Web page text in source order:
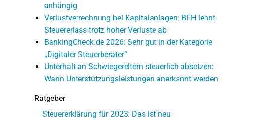
anhängig
Verlustverrechnung bei Kapitalanlagen: BFH lehnt
Steuererlass trotz hoher Verluste ab
BankingCheck.de 2026: Sehr gut in der Kategorie
„Digitaler Steuerberater“
Unterhalt an Schwiegereltern steuerlich absetzen:
Wann Unterstützungsleistungen anerkannt werden
Ratgeber
Steuererklärung für 2023: Das ist neu